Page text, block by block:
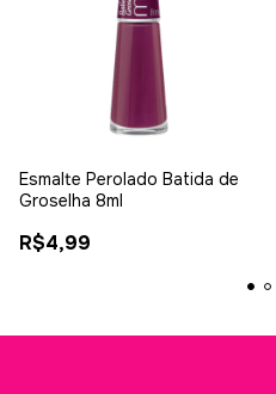
Esmalte Perolado Batida de
Groselha 8ml
R$4,99